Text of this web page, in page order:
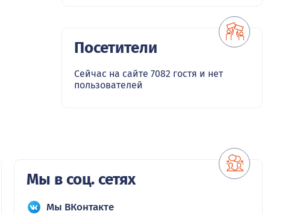
Посетители
Сейчас на сайте 7082 гостя и нет
пользователей
Мы в соц. сетях
Мы ВКонтакте